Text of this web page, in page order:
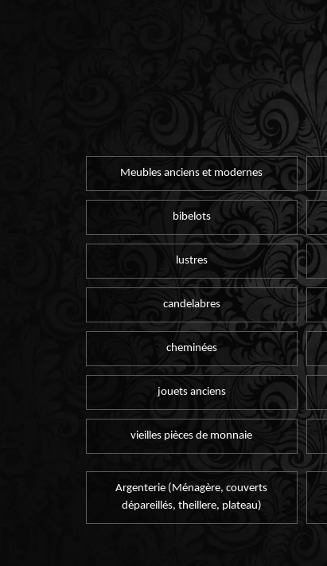
Meubles anciens et modernes
bibelots
lustres
candelabres
cheminées
jouets anciens
vieilles pièces de monnaie
Argenterie (Ménagère, couverts
dépareillés, theillere, plateau)